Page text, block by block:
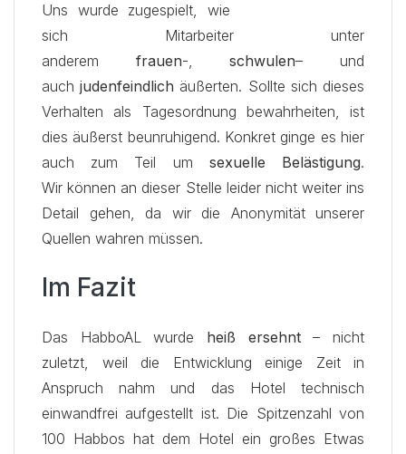
Uns wurde zugespielt, wie
sich Mitarbeiter unter
anderem frauen-,schwulen– und
auchjudenfeindlich äußerten. Sollte sich dieses
Verhalten als Tagesordnung bewahrheiten, ist
dies äußerst beunruhigend. Konkret ginge es hier
auch zum Teil um sexuelle Belästigung.
Wir können an dieser Stelle leider nicht weiter ins
Detail gehen, da wir die Anonymität unserer
Quellen wahren müssen.
Im Fazit
Das HabboAL wurde heiß ersehnt– nicht
zuletzt, weil die Entwicklung einige Zeit in
Anspruch nahm und das Hotel technisch
einwandfrei aufgestellt ist. Die Spitzenzahl von
100 Habbos hat dem Hotel ein großes Etwas